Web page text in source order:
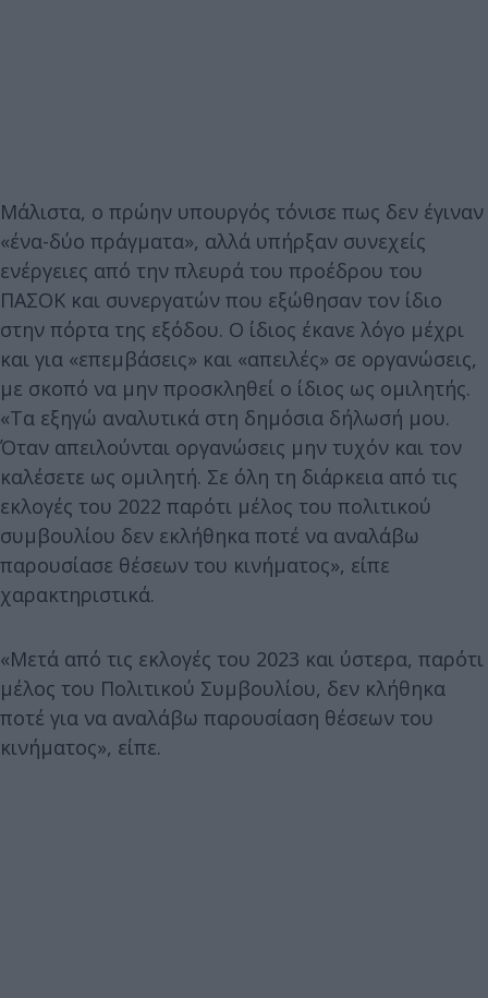
Μάλιστα, ο πρώην υπουργός τόνισε πως δεν έγιναν
«ένα-δύο πράγματα», αλλά υπήρξαν συνεχείς
ενέργειες από την πλευρά του προέδρου του
ΠΑΣΟΚ και συνεργατών που εξώθησαν τον ίδιο
στην πόρτα της εξόδου. Ο ίδιος έκανε λόγο μέχρι
και για «επεμβάσεις» και «απειλές» σε οργανώσεις,
με σκοπό να μην προσκληθεί ο ίδιος ως ομιλητής.
«Τα εξηγώ αναλυτικά στη δημόσια δήλωσή μου.
Όταν απειλούνται οργανώσεις μην τυχόν και τον
καλέσετε ως ομιλητή. Σε όλη τη διάρκεια από τις
εκλογές του 2022 παρότι μέλος του πολιτικού
συμβουλίου δεν εκλήθηκα ποτέ να αναλάβω
παρουσίασε θέσεων του κινήματος», είπε
χαρακτηριστικά.
«Μετά από τις εκλογές του 2023 και ύστερα, παρότι
μέλος του Πολιτικού Συμβουλίου, δεν κλήθηκα
ποτέ για να αναλάβω παρουσίαση θέσεων του
κινήματος», είπε.